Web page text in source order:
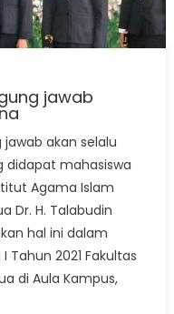
jawab
akan selalu
didapat mahasiswa
Agama Islam
Dr. H. Talabudin
hal ini dalam
2021 Fakultas
di Aula Kampus,